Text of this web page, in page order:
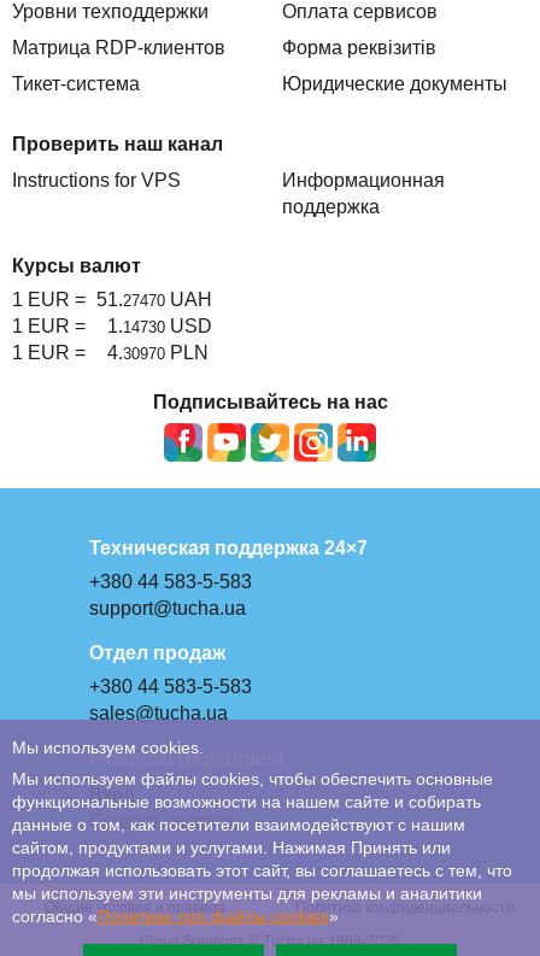
Уровни техподдержки
Матрица RDP-клиентов
Тикет-система
Оплата сервисов
Форма реквізитів
Юридические документы
Проверить наш канал
Instructions for VPS
Информационная
поддержка
Курсы валют
1 EUR = 51.27470 UAH
1 EUR =
1.14730 USD
1 EUR =
4.30970 PLN
Подписывайтесь на нас
Техническая поддержка 24×7
+380 44 583-5-583
support@tucha.ua
Отдел продаж
+380 44 583-5-583
sales@tucha.ua
Financial Department
Вход
Создать аккаунт
Общие условия и правила
Политика конфиденциальности
Cloud Solutions © Tucha.ua 1998-2026
Мы используем cookies.
Мы используем файлы cookies, чтобы обеспечить основные
функциональные возможности на нашем сайте и собирать
данные о том, как посетители взаимодействуют с нашим
сайтом, продуктами и услугами. Нажимая Принять или
продолжая использовать этот сайт, вы соглашаетесь с тем, что
мы используем эти инструменты для рекламы и аналитики
согласно «Политике про файлы сookies»